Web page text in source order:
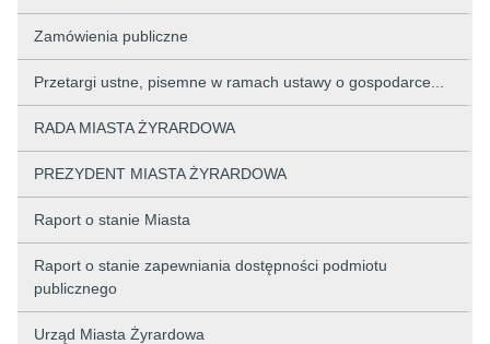
Zamówienia publiczne
Przetargi ustne, pisemne w ramach ustawy o gospodarce...
RADA MIASTA ŻYRARDOWA
PREZYDENT MIASTA ŻYRARDOWA
Raport o stanie Miasta
Raport o stanie zapewniania dostępności podmiotu
publicznego
Urząd Miasta Żyrardowa